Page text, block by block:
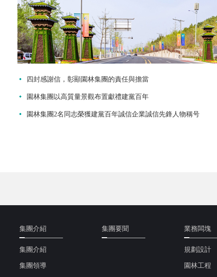
四封感謝信，彰顯園林集團的責任與擔當
園林集團以高質量景觀布置獻禮建黨百年
園林集團2名同志榮獲建黨百年誠信企業誠信先鋒人物稱号
集團介紹
集團介紹
集團領導
集團要聞 業務闆塊
規劃設計
園林工程